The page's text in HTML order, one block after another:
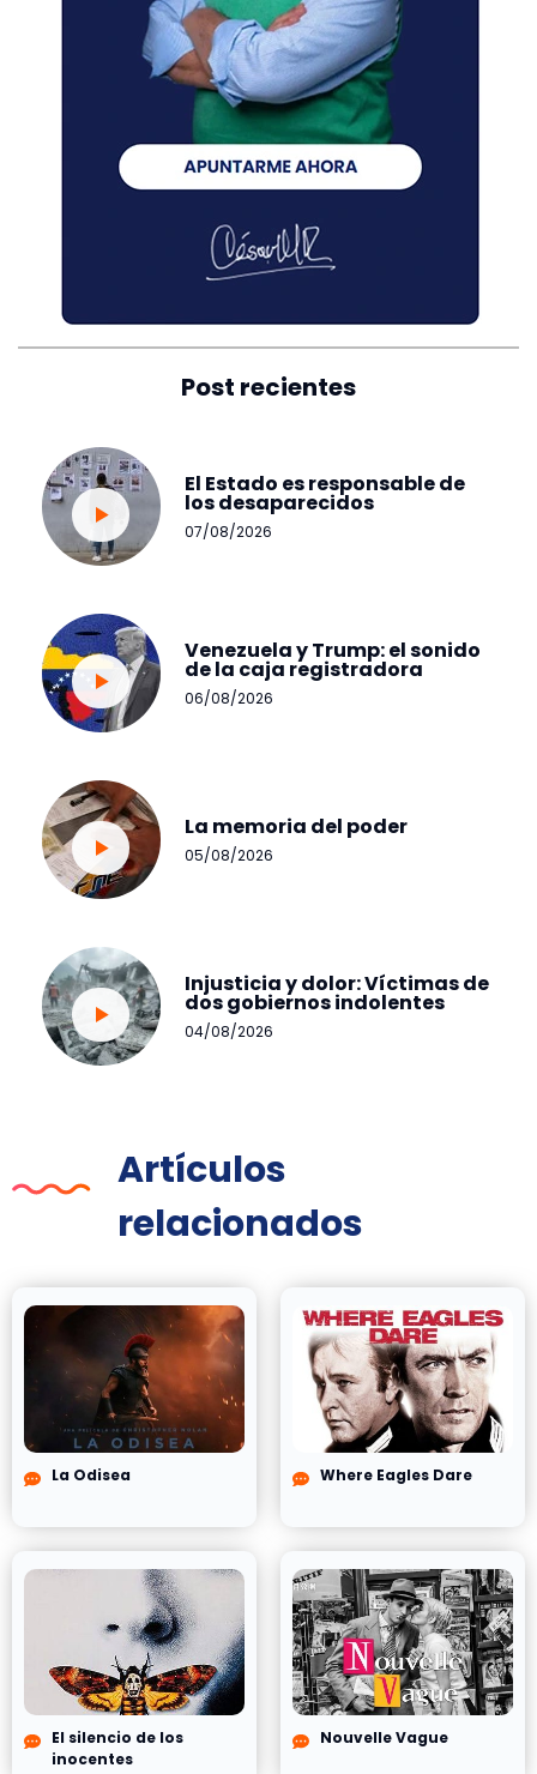
Post recientes
El Estado es responsable de
los desaparecidos
07/08/2026
Venezuela y Trump: el sonido
de la caja registradora
06/08/2026
La memoria del poder
05/08/2026
Injusticia y dolor: Víctimas de
dos gobiernos indolentes
04/08/2026
Artículos
relacionados
La Odisea Where Eagles Dare
El silencio de los
inocentes
Nouvelle Vague